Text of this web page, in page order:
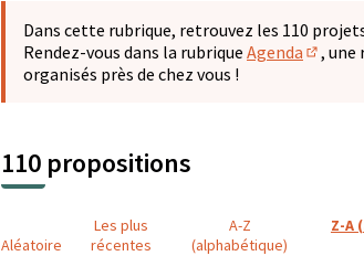
Dans cette rubrique, retrouvez les 110
Rendez-vous dans la rubrique Agenda
, une
organisés près de chez vous !
110 propositions
Aléatoire
Les plus
récentes
A-Z
(alphabétique)
Z-A